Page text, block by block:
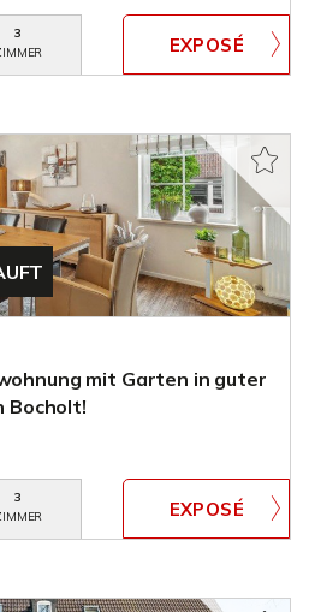
3
mit Garten in guter
Bocholt!
3